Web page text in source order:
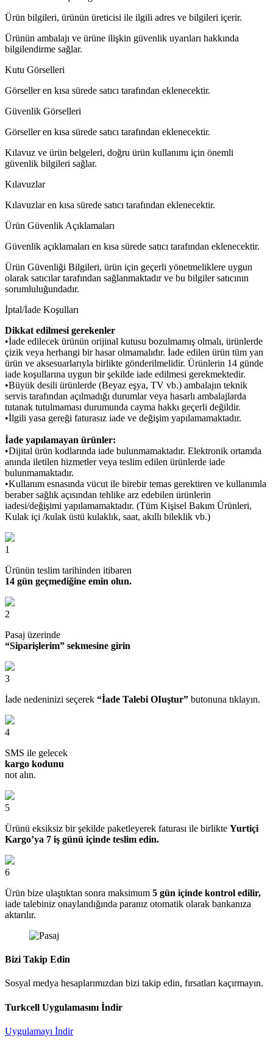
Ürün bilgileri, ürünün üreticisi ile ilgili adres ve bilgileri içerir.
Ürünün ambalajı ve ürüne ilişkin güvenlik uyarıları hakkında
bilgilendirme sağlar.
Kutu Görselleri
Görseller en kısa sürede satıcı tarafından eklenecektir.
Güvenlik Görselleri
Görseller en kısa sürede satıcı tarafından eklenecektir.
Kılavuz ve ürün belgeleri, doğru ürün kullanımı için önemli
güvenlik bilgileri sağlar.
Kılavuzlar
Kılavuzlar en kısa sürede satıcı tarafından eklenecektir.
Ürün Güvenlik Açıklamaları
Güvenlik açıklamaları en kısa sürede satıcı tarafından eklenecektir.
Ürün Güvenliği Bilgileri, ürün için geçerli yönetmeliklere uygun
olarak satıcılar tarafından sağlanmaktadır ve bu bilgiler satıcının
sorumluluğundadır.
İptal/İade Koşulları
Dikkat edilmesi gerekenler
•İade edilecek ürünün orijinal kutusu bozulmamış olmalı, ürünlerde
çizik veya herhangi bir hasar olmamalıdır. İade edilen ürün tüm yan
ürün ve aksesuarlarıyla birlikte gönderilmelidir. Ürünlerin 14 günde
iade koşullarına uygun bir şekilde iade edilmesi gerekmektedir.
•Büyük desili ürünlerde (Beyaz eşya, TV vb.) ambalajın teknik
servis tarafından açılmadığı durumlar veya hasarlı ambalajlarda
tutanak tutulmaması durumunda cayma hakkı geçerli değildir.
•İlgili yasa gereği faturasız iade ve değişim yapılamamaktadır.
İade yapılamayan ürünler:
•Dijital ürün kodlarında iade bulunmamaktadır. Elektronik ortamda
anında iletilen hizmetler veya teslim edilen ürünlerde iade
bulunmamaktadır.
•Kullanım esnasında vücut ile birebir temas gerektiren ve kullanımla
beraber sağlık açısından tehlike arz edebilen ürünlerin
iadesi/değişimi yapılamamaktadır. (Tüm Kişisel Bakım Ürünleri,
Kulak içi /kulak üstü kulaklık, saat, akıllı bileklik vb.)
1
Ürünün teslim tarihinden itibaren
14 gün geçmediğine emin olun.
2
Pasaj üzerinde
“Siparişlerim” sekmesine girin
3
İade nedeninizi seçerek “İade Talebi OIuştur” butonuna tıklayın.
4
SMS ile gelecek
kargo kodunu
not alın.
5
Ürünü eksiksiz bir şekilde paketleyerek faturası ile birlikte Yurtiçi
Kargo’ya 7 iş günü içinde teslim edin.
6
Ürün bize ulaştıktan sonra maksimum 5 gün içinde kontrol edilir,
iade talebiniz onaylandığında paranız otomatik olarak bankanıza
aktarılır.
Bizi Takip Edin
Sosyal medya hesaplarımızdan bizi takip edin, fırsatları kaçırmayın.
Turkcell Uygulamasını İndir
Uygulamayı İndir